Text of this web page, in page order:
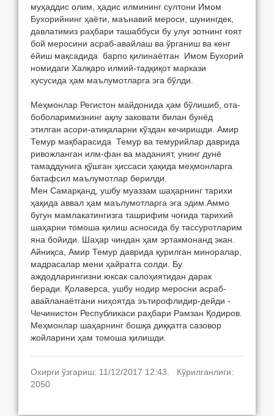
муҳаддис олим, ҳадис илмининг султони Имом
Бухорийнинг ҳаёти, маънавий мероси, шунингдек,
давлатимиз раҳбари ташаббуси бу улуғ зотнинг ғоят
бой меросини асраб-авайлаш ва ўрганиш ва кенг
ёйиш мақсадида барпо қилинаётган Имом Бухорий
номидаги Халқаро илмий-тадқиқот маркази
хусусида ҳам маълумотларга эга бўлди.
Меҳмонлар Регистон майдонида ҳам бўлишиб, ота-
боболаримизнинг ақлу заковати билан бунёд
этилган асори-атиқаларни кўздан кечиришди. Амир
Темур мақбарасида Темур ва темурийлар даврида
ривожланган илм-фан ва маданият, унинг дунё
тамаддунига қўшган ҳиссаси ҳақида меҳмонларга
батафсил маълумотлар берилди.
Мен Самарқанд, ушбу муаззам шаҳарнинг тарихи
ҳақида аввал ҳам маълумотларга эга эдим.Аммо
бугун мамлакатингизга ташрифим чоғида тарихий
шаҳарни томоша қилиш асносида бу тассуротларим
яна бойиди. Шаҳар чиндан ҳам эртакмонанд экан.
Айниқса, Амир Темур даврида қурилган миноралар,
мадрасалар мени ҳайратга солди. Бу
аждодларингизни юксак салоҳиятидан дарак
беради. Қолаверса, ушбу нодир меросни асраб-
авайланаётгани ниҳоятда эътирофлидир-дейди -
Чечинистон Республикаси раҳбари Рамзан Қодиров.
Меҳмонлар шаҳарнинг бошқа диққатга сазовор
жойларини ҳам томоша қилишди.
Охирги ўзгариш: 11/12/2017 12:43. Кўрилганлиги:
2050